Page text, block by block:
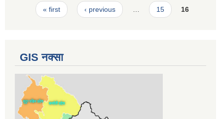
Pages
« first ‹ previous 15 16
GIS नक्सा